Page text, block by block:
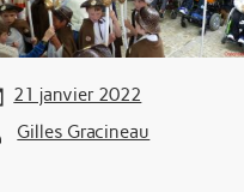
21 janvier 2022
Gilles Gracineau